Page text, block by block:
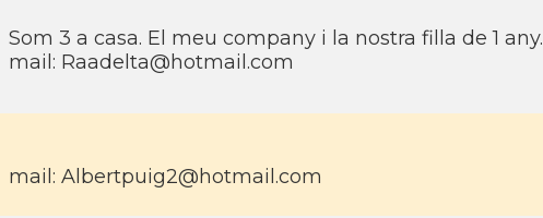
Som 3 a casa. El meu company i la nostra filla de 1 any.
mail: Raadelta@hotmail.com
mail: Albertpuig2@hotmail.com